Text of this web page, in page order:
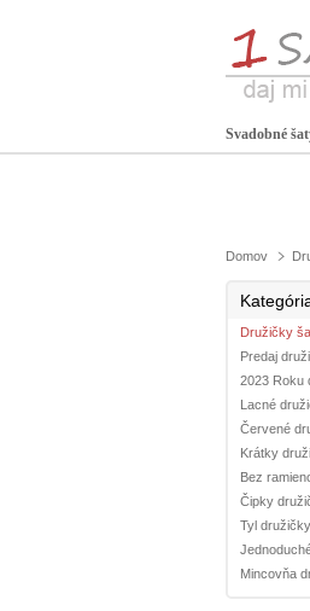
Svadobné
Domov
Družičky
Predaj
2023 Roku
Lacné
Červené
Krátky
Bez
Čipky
Tyl
Mincovňa